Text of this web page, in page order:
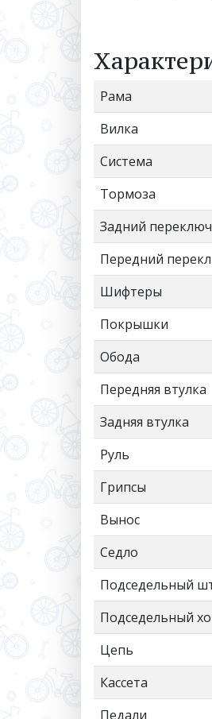
Рама
Вилка
Система
Тормоза
Задний
Передний
Шифтеры
Покрышки
Обода
Передняя втулка
Задняя втулка
Руль
Грипсы
Вынос
Седло
Подседельный
Подседельный
Цепь
Кассета
Педали